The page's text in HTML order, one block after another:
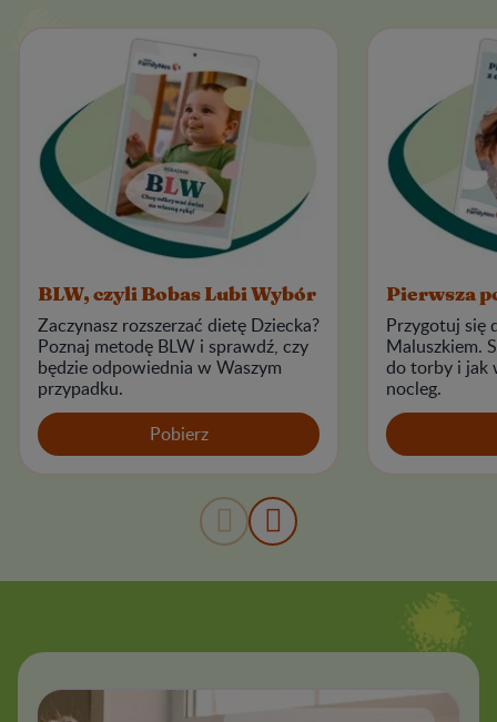
BLW, czyli Bobas Lubi Wybór
Zaczynasz rozszerzać dietę Dziecka?
Poznaj metodę BLW i sprawdź, czy
będzie odpowiednia w Waszym
przypadku.
Pobierz
Pierwsza
Przygotuj się
Maluszkiem.
do torby i jak
nocleg.